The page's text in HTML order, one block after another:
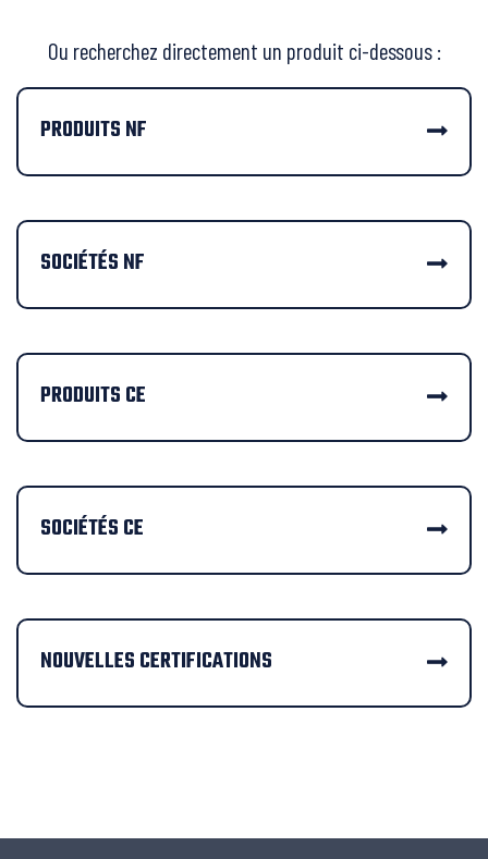
Ou recherchez directement un produit ci-dessous :
PRODUITS NF
SOCIÉTÉS NF
PRODUITS CE
SOCIÉTÉS CE
NOUVELLES CERTIFICATIONS